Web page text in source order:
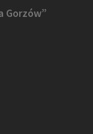
Gorzów”